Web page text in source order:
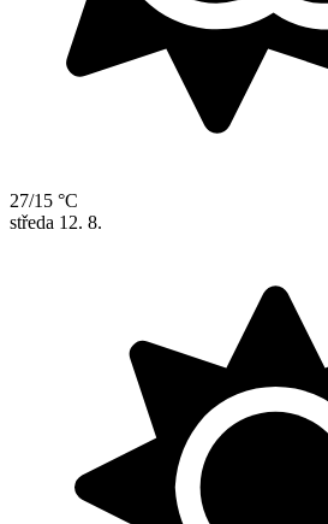
27/15 °C
středa 12. 8.